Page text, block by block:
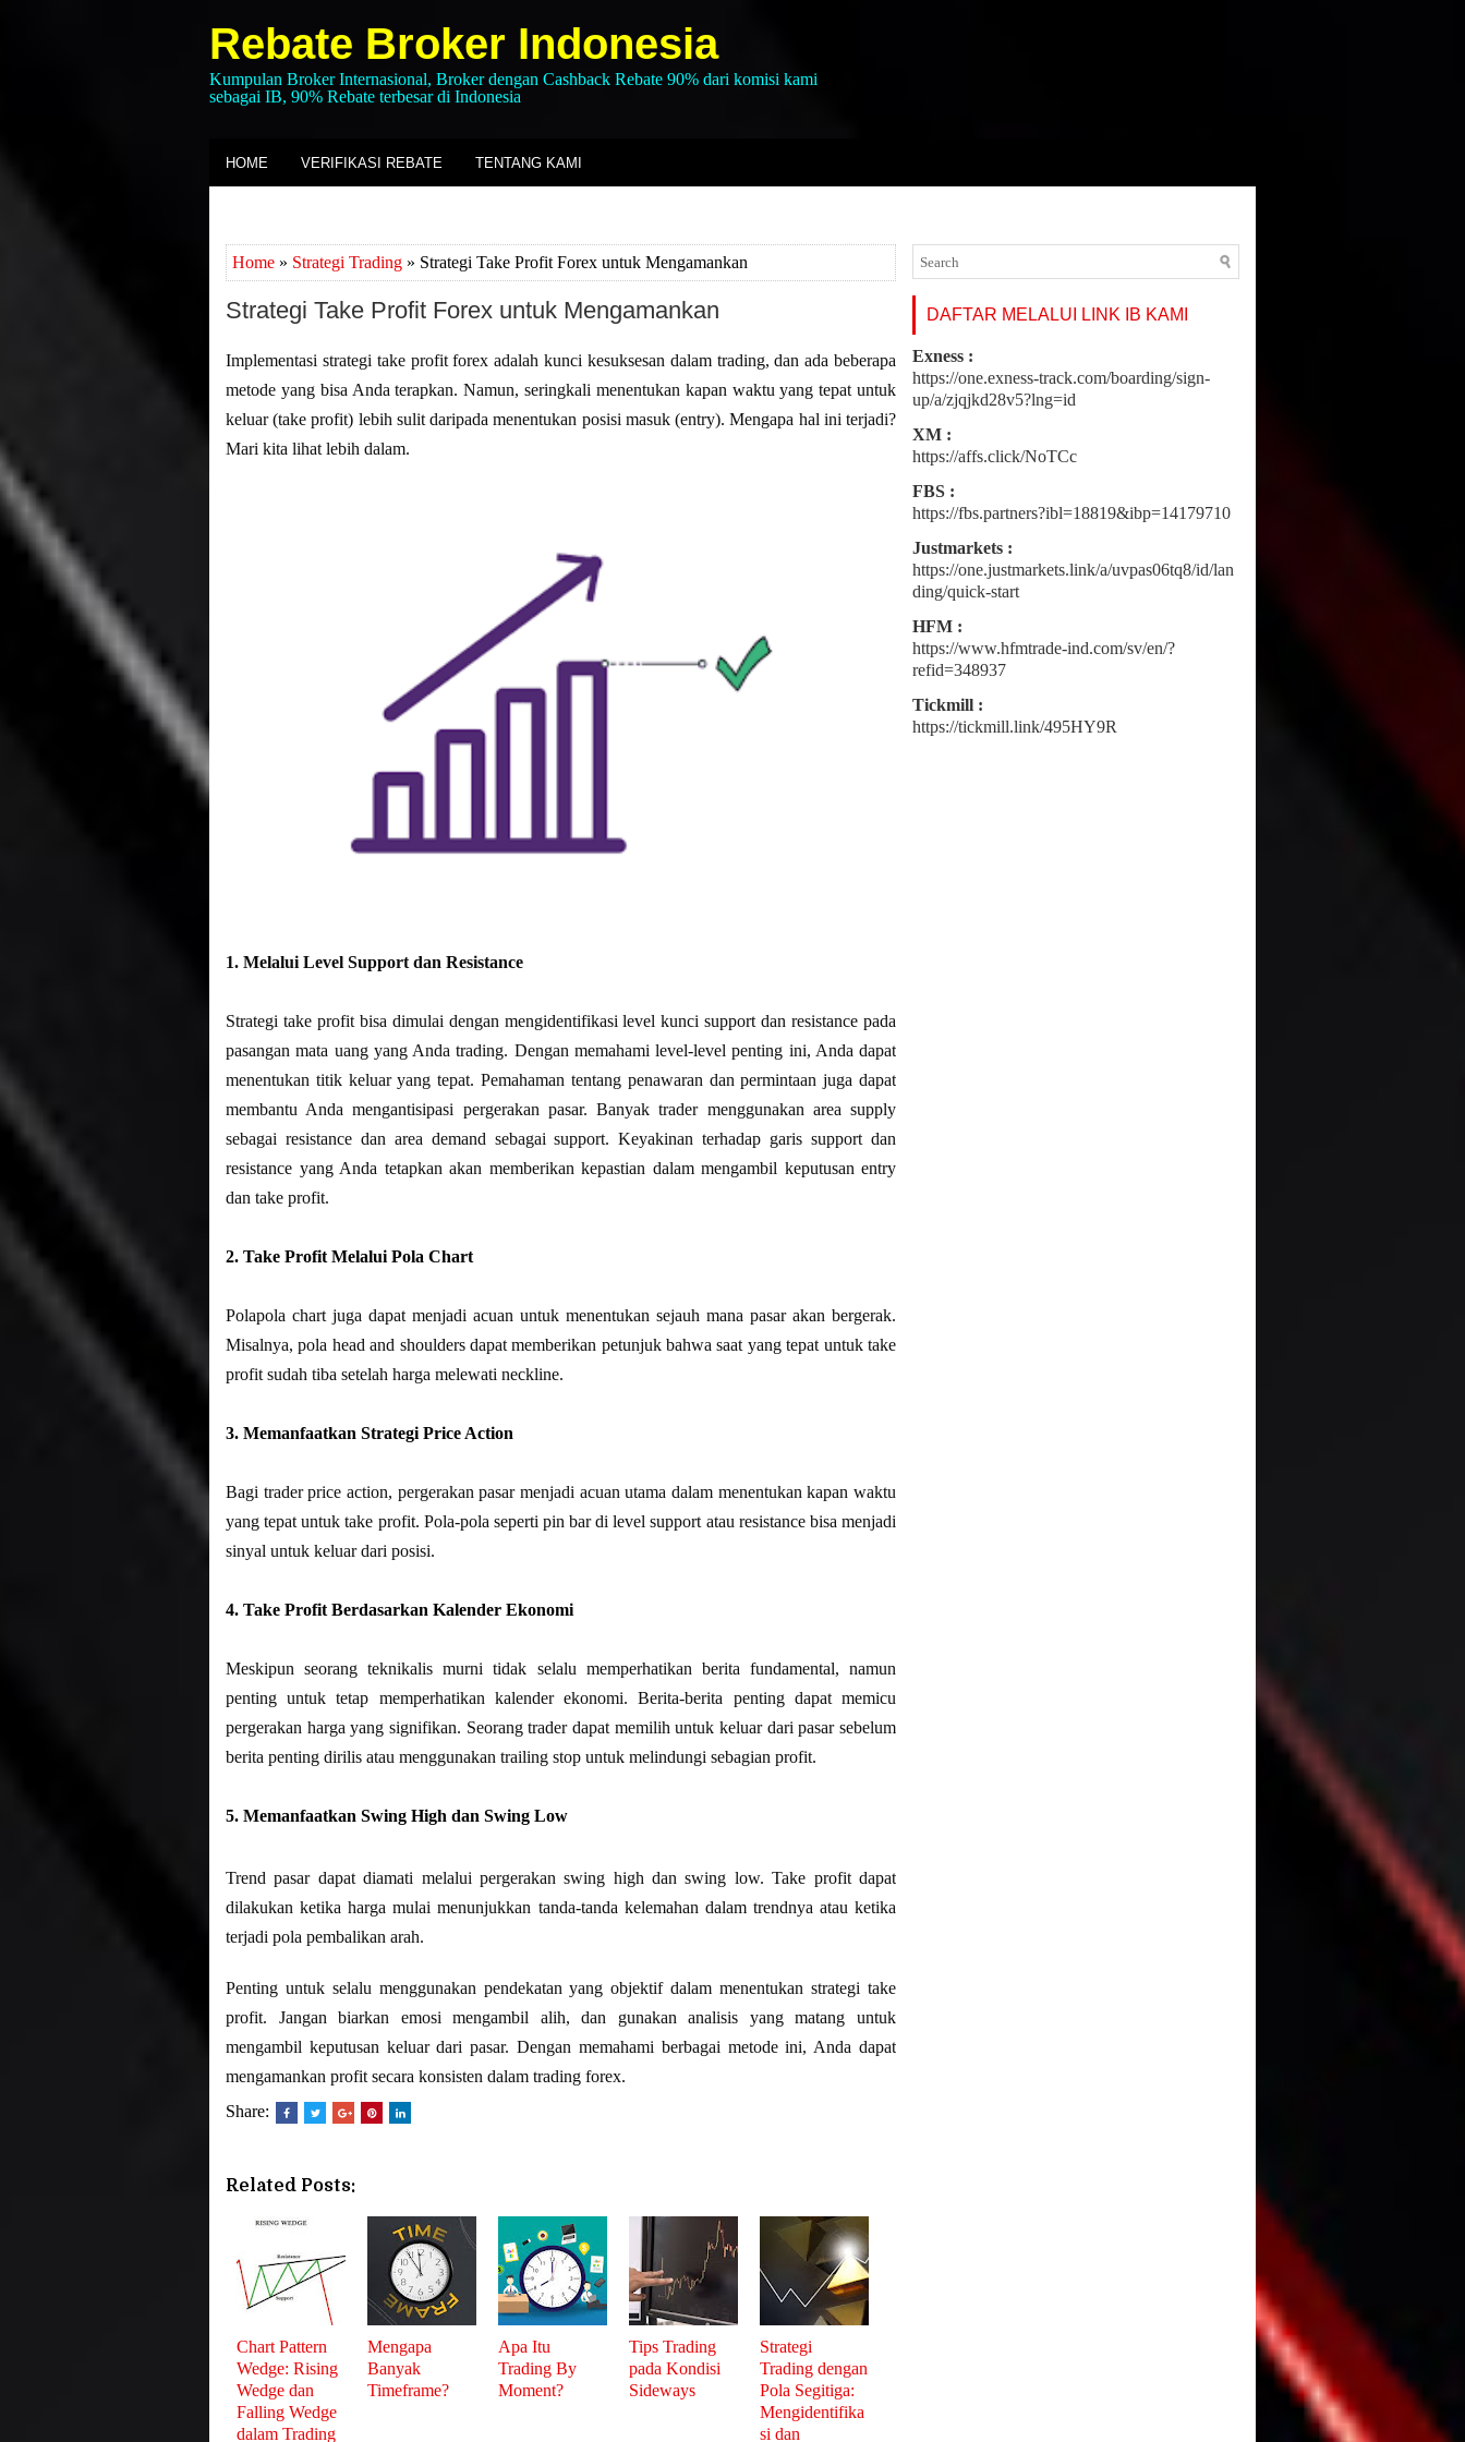
Rebate Broker Indonesia
Kumpulan Broker Internasional, Broker dengan Cashback Rebate 90% dari komisi kami
sebagai IB, 90% Rebate terbesar di Indonesia
HOME VERIFIKASI REBATE TENTANG KAMI
Home » Strategi Trading » Strategi Take Profit Forex untuk Mengamankan
Strategi Take Profit Forex untuk Mengamankan
Implementasi strategi take profit forex adalah kunci kesuksesan dalam trading, dan ada beberapa
metode yang bisa Anda terapkan. Namun, seringkali menentukan kapan waktu yang tepat untuk
keluar (take profit) lebih sulit daripada menentukan posisi masuk (entry). Mengapa hal ini terjadi?
Mari kita lihat lebih dalam.
1. Melalui Level Support dan Resistance
Strategi take profit bisa dimulai dengan mengidentifikasi level kunci support dan resistance pada
pasangan mata uang yang Anda trading. Dengan memahami level-level penting ini, Anda dapat
menentukan titik keluar yang tepat. Pemahaman tentang penawaran dan permintaan juga dapat
membantu Anda mengantisipasi pergerakan pasar. Banyak trader menggunakan area supply
sebagai resistance dan area demand sebagai support. Keyakinan terhadap garis support dan
resistance yang Anda tetapkan akan memberikan kepastian dalam mengambil keputusan entry
dan take profit.
2. Take Profit Melalui Pola Chart
Polapola chart juga dapat menjadi acuan untuk menentukan sejauh mana pasar akan bergerak.
Misalnya, pola head and shoulders dapat memberikan petunjuk bahwa saat yang tepat untuk take
profit sudah tiba setelah harga melewati neckline.
3. Memanfaatkan Strategi Price Action
Bagi trader price action, pergerakan pasar menjadi acuan utama dalam menentukan kapan waktu
yang tepat untuk take profit. Pola-pola seperti pin bar di level support atau resistance bisa menjadi
sinyal untuk keluar dari posisi.
4. Take Profit Berdasarkan Kalender Ekonomi
Meskipun seorang teknikalis murni tidak selalu memperhatikan berita fundamental, namun
penting untuk tetap memperhatikan kalender ekonomi. Berita-berita penting dapat memicu
pergerakan harga yang signifikan. Seorang trader dapat memilih untuk keluar dari pasar sebelum
berita penting dirilis atau menggunakan trailing stop untuk melindungi sebagian profit.
5. Memanfaatkan Swing High dan Swing Low
Trend pasar dapat diamati melalui pergerakan swing high dan swing low. Take profit dapat
dilakukan ketika harga mulai menunjukkan tanda-tanda kelemahan dalam trendnya atau ketika
terjadi pola pembalikan arah.
Penting untuk selalu menggunakan pendekatan yang objektif dalam menentukan strategi take
profit. Jangan biarkan emosi mengambil alih, dan gunakan analisis yang matang untuk
mengambil keputusan keluar dari pasar. Dengan memahami berbagai metode ini, Anda dapat
mengamankan profit secara konsisten dalam trading forex.
Share:
Related Posts:
Chart Pattern
Wedge: Rising
Wedge dan
Falling Wedge
dalam Trading
Mengapa
Banyak
Timeframe?
Apa Itu
Trading By
Moment?
Tips Trading
pada Kondisi
Sideways
Strategi
Trading dengan
Pola Segitiga:
Mengidentifika
si dan
DAFTAR MELALUI LINK IB KAMI
Exness :
https://one.exness-track.com/boarding/sign-
up/a/zjqjkd28v5?lng=id
XM :
https://affs.click/NoTCc
FBS :
https://fbs.partners?ibl=18819&ibp=14179710
Justmarkets :
https://one.justmarkets.link/a/uvpas06tq8/id/lan
ding/quick-start
HFM :
https://www.hfmtrade-ind.com/sv/en/?
refid=348937
Tickmill :
https://tickmill.link/495HY9R